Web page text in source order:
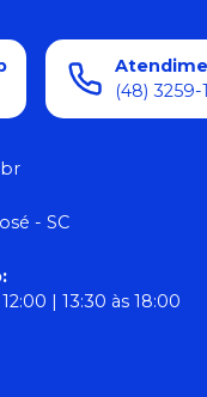
(48) 3259-
- SC
:
| 13:30 às 18:00